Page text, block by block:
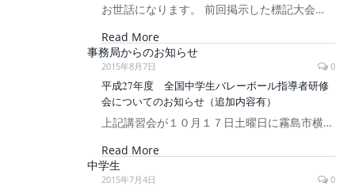
お世話になります。 前回掲示した標記大会…
Read More
事務局からのお知らせ
2015年8月7日 0
平成27年度 全国中学生バレーボール指導者研修
会についてのお知らせ（追加内容有）
上記講習会が１０月１７日土曜日に霧島市横…
Read More
中学生
2015年7月4日 0